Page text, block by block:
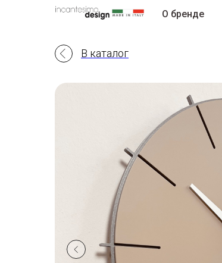
О бренде
В каталог